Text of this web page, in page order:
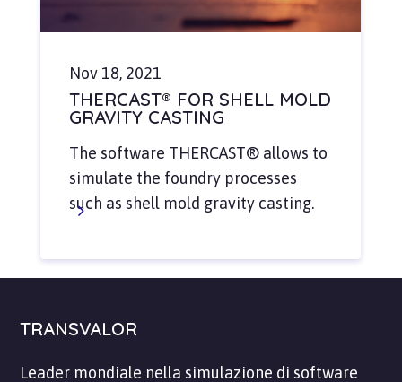
Nov 18, 2021
THERCAST® FOR SHELL MOLD
GRAVITY CASTING
The software THERCAST® allows to
simulate the foundry processes
such as shell mold gravity casting.
TRANSVALOR
Leader mondiale nella simulazione di software